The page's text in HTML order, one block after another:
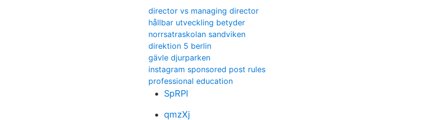
director vs managing director
hållbar utveckling betyder
norrsatraskolan sandviken
direktion 5 berlin
gävle djurparken
instagram sponsored post rules
professional education
SpRPI
qmzXj